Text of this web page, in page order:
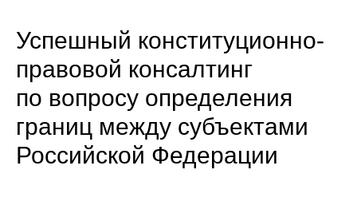
Успешный конституционно-
правовой консалтинг
по вопросу определения
границ между субъектами
Российской Федерации